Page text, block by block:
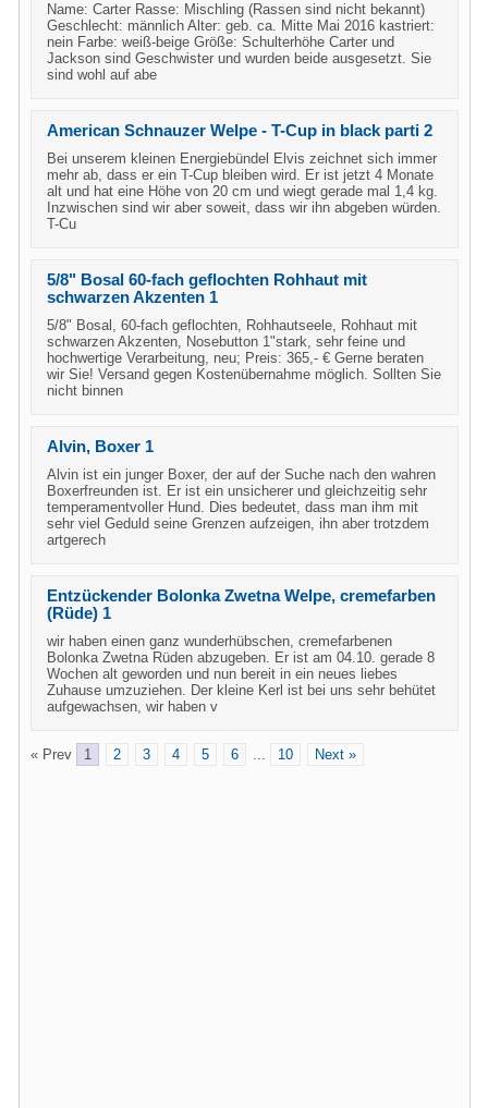
Name: Carter Rasse: Mischling (Rassen sind nicht bekannt)
Geschlecht: männlich Alter: geb. ca. Mitte Mai 2016 kastriert:
nein Farbe: weiß-beige Größe: Schulterhöhe Carter und
Jackson sind Geschwister und wurden beide ausgesetzt. Sie
sind wohl auf abe
American Schnauzer Welpe - T-Cup in black parti 2
Bei unserem kleinen Energiebündel Elvis zeichnet sich immer
mehr ab, dass er ein T-Cup bleiben wird. Er ist jetzt 4 Monate
alt und hat eine Höhe von 20 cm und wiegt gerade mal 1,4 kg.
Inzwischen sind wir aber soweit, dass wir ihn abgeben würden.
T-Cu
5/8" Bosal 60-fach geflochten Rohhaut mit
schwarzen Akzenten 1
5/8" Bosal, 60-fach geflochten, Rohhautseele, Rohhaut mit
schwarzen Akzenten, Nosebutton 1"stark, sehr feine und
hochwertige Verarbeitung, neu; Preis: 365,- € Gerne beraten
wir Sie! Versand gegen Kostenübernahme möglich. Sollten Sie
nicht binnen
Alvin, Boxer 1
Alvin ist ein junger Boxer, der auf der Suche nach den wahren
Boxerfreunden ist. Er ist ein unsicherer und gleichzeitig sehr
temperamentvoller Hund. Dies bedeutet, dass man ihm mit
sehr viel Geduld seine Grenzen aufzeigen, ihn aber trotzdem
artgerech
Entzückender Bolonka Zwetna Welpe, cremefarben
(Rüde) 1
wir haben einen ganz wunderhübschen, cremefarbenen
Bolonka Zwetna Rüden abzugeben. Er ist am 04.10. gerade 8
Wochen alt geworden und nun bereit in ein neues liebes
Zuhause umzuziehen. Der kleine Kerl ist bei uns sehr behütet
aufgewachsen, wir haben v
« Prev 1 2 3 4 5 6 ... 10 Next »